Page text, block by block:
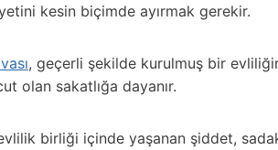
kesin biçimde ayırmak gerekir.
, geçerli şekilde kurulmuş bir
olan sakatlığa dayanır.
birliği içinde yaşanan şiddet,